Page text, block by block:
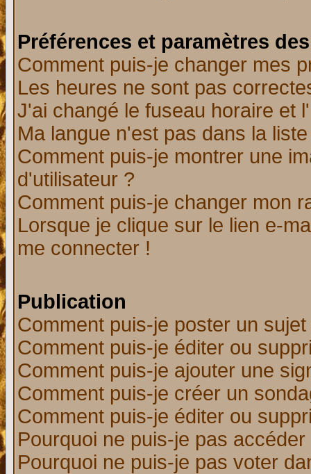
Préférences et paramètres
Comment puis-je changer mes
Les heures ne sont pas
J'ai changé le fuseau horaire et
Ma langue n'est pas dans la
Comment puis-je montrer une
d'utilisateur ?
Comment puis-je changer mon
Lorsque je clique sur le lien e-
me connecter !
Publication
Comment puis-je poster un
Comment puis-je éditer ou
Comment puis-je ajouter une
Comment puis-je créer un
Comment puis-je éditer ou
Pourquoi ne puis-je pas
Pourquoi ne puis-je pas voter